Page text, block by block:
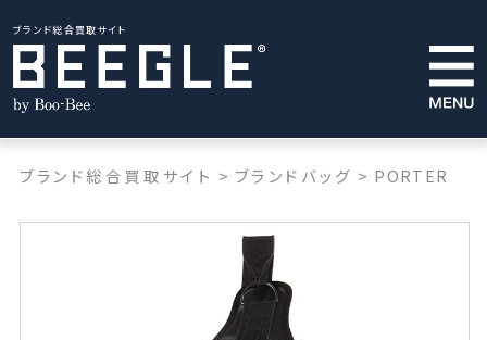
ブランド総合買取サイト
ブランド総合買取サイト > ブランドバッグ > PORTER